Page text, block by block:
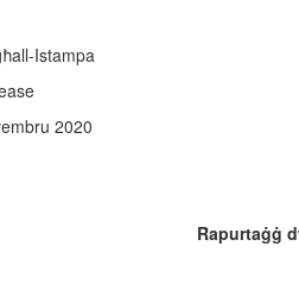
Istampa
2020
Rapurtaġġ